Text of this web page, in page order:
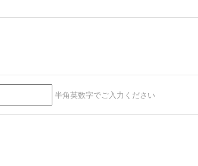
半角英数字でご入力ください